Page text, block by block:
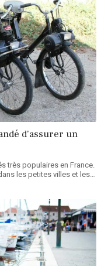
d’assurer un
très populaires en France.
les petites villes et les…